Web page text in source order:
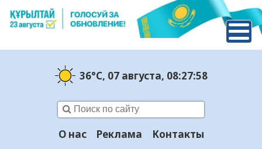
36°C, 07 августа, 08:27:59
О нас Реклама Контакты